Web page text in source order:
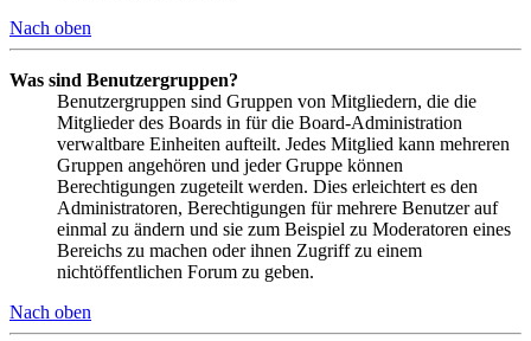
Nach oben
Was sind Benutzergruppen?
Benutzergruppen sind Gruppen von Mitgliedern, die die
Mitglieder des Boards in für die Board-Administration
verwaltbare Einheiten aufteilt. Jedes Mitglied kann mehreren
Gruppen angehören und jeder Gruppe können
Berechtigungen zugeteilt werden. Dies erleichtert es den
Administratoren, Berechtigungen für mehrere Benutzer auf
einmal zu ändern und sie zum Beispiel zu Moderatoren eines
Bereichs zu machen oder ihnen Zugriff zu einem
nichtöffentlichen Forum zu geben.
Nach oben